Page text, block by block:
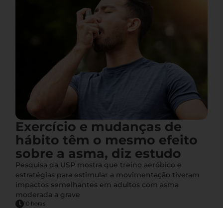
Exercício e mudanças de
hábito têm o mesmo efeito
sobre a asma, diz estudo
Pesquisa da USP mostra que treino aeróbico e
estratégias para estimular a movimentação tiveram
impactos semelhantes em adultos com asma
moderada a grave
10 horas